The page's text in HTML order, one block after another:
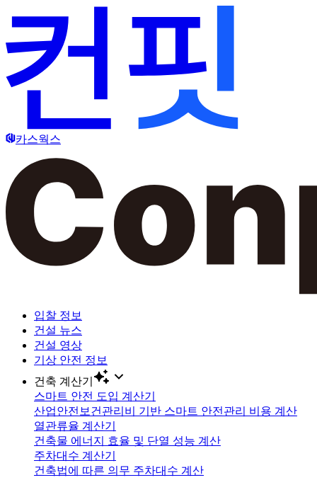
카스웍스
입찰 정보
건설 뉴스
건설 영상
기상 안전 정보
건축 계산기
스마트 안전 도입 계산기
산업안전보건관리비 기반 스마트 안전관리 비용 계산
열관류율 계산기
건축물 에너지 효율 및 단열 성능 계산
주차대수 계산기
건축법에 따른 의무 주차대수 계산